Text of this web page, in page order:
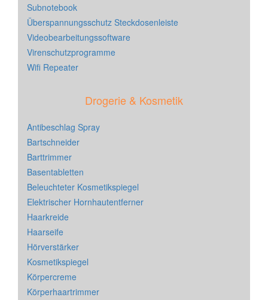
Subnotebook
Überspannungsschutz Steckdosenleiste
Videobearbeitungssoftware
Virenschutzprogramme
Wifi Repeater
Drogerie & Kosmetik
Antibeschlag Spray
Bartschneider
Barttrimmer
Basentabletten
Beleuchteter Kosmetikspiegel
Elektrischer Hornhautentferner
Haarkreide
Haarseife
Hörverstärker
Kosmetikspiegel
Körpercreme
Körperhaartrimmer